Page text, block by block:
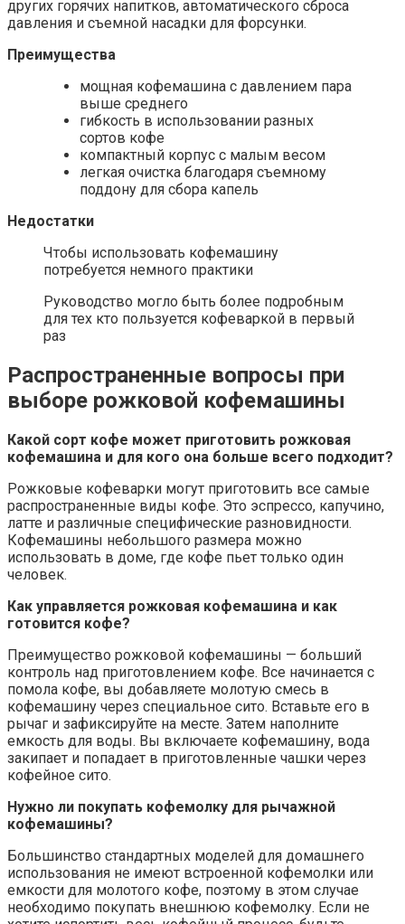
других горячих напитков, автоматического сброса
давления и съемной насадки для форсунки.
Преимущества
мощная кофемашина с давлением пара
выше среднего
гибкость в использовании разных
сортов кофе
компактный корпус с малым весом
легкая очистка благодаря съемному
поддону для сбора капель
Недостатки
Чтобы использовать кофемашину
потребуется немного практики
Руководство могло быть более подробным
для тех кто пользуется кофеваркой в первый
раз
Распространенные вопросы при
выборе рожковой кофемашины
Какой сорт кофе может приготовить рожковая
кофемашина и для кого она больше всего подходит?
Рожковые кофеварки могут приготовить все самые
распространенные виды кофе. Это эспрессо, капучино,
латте и различные специфические разновидности.
Кофемашины небольшого размера можно
использовать в доме, где кофе пьет только один
человек.
Как управляется рожковая кофемашина и как
готовится кофе?
Преимущество рожковой кофемашины — больший
контроль над приготовлением кофе. Все начинается с
помола кофе, вы добавляете молотую смесь в
кофемашину через специальное сито. Вставьте его в
рычаг и зафиксируйте на месте. Затем наполните
емкость для воды. Вы включаете кофемашину, вода
закипает и попадает в приготовленные чашки через
кофейное сито.
Нужно ли покупать кофемолку для рычажной
кофемашины?
Большинство стандартных моделей для домашнего
использования не имеют встроенной кофемолки или
емкости для молотого кофе, поэтому в этом случае
необходимо покупать внешнюю кофемолку. Если не